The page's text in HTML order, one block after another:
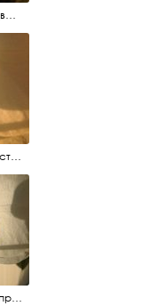
#седьмой #цветы #жизньналоджии
#мгновениеостановись #прекрасныймомент #жаждарасцвета
#цветы #мирпрекрасен #пятьутра